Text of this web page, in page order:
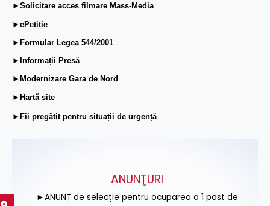
►Solicitare acces filmare Mass-Media
►ePetiție
►Formular Legea 544/2001
►Informații Presă
►Modernizare Gara de Nord
►Hartă site
►Fii pregătit pentru situații de urgență
ANUNŢURI
►ANUNȚ de selecție pentru ocuparea a 1 post de